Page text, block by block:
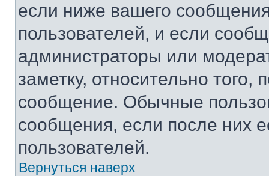
если ниже вашего
пользователей, и если
администраторы или
заметку, относительно
сообщение. Обычные
сообщения, если после них
пользователей.
Вернуться наверх